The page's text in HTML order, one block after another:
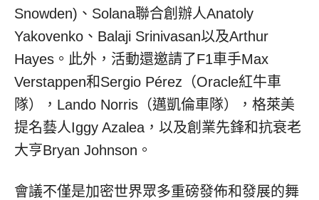
Snowden)、Solana聯合創辦人Anatoly
Yakovenko、Balaji Srinivasan以及Arthur
Hayes。此外，活動還邀請了F1車手Max
Verstappen和Sergio Pérez（Oracle紅牛車
隊），Lando Norris（邁凱倫車隊），格萊美
提名藝人Iggy Azalea，以及創業先鋒和抗衰老
大亨Bryan Johnson。
會議不僅是加密世界眾多重磅發佈和發展的舞